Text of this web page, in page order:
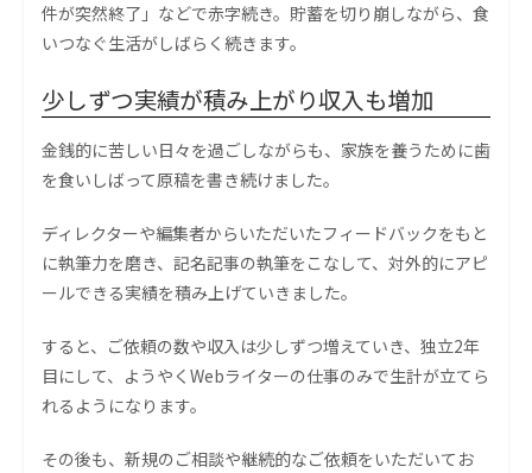
件が突然終了」などで赤字続き。貯蓄を切り崩しながら、食
いつなぐ生活がしばらく続きます。
少しずつ実績が積み上がり収入も増加
金銭的に苦しい日々を過ごしながらも、家族を養うために歯
を食いしばって原稿を書き続けました。
ディレクターや編集者からいただいたフィードバックをもと
に執筆力を磨き、記名記事の執筆をこなして、対外的にアピ
ールできる実績を積み上げていきました。
すると、ご依頼の数や収入は少しずつ増えていき、独立2年
目にして、ようやくWebライターの仕事のみで生計が立てら
れるようになります。
その後も、新規のご相談や継続的なご依頼をいただいてお